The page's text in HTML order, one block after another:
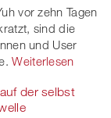
vor zehn Tagen
sind die
und User
Weiterlesen
der selbst